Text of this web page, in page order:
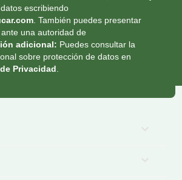
escribiendo
. También puedes presentar
una autoridad de
adicional: Puedes consultar la
sobre protección de datos en
Privacidad